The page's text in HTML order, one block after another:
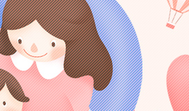
개인정보동의
협력기관